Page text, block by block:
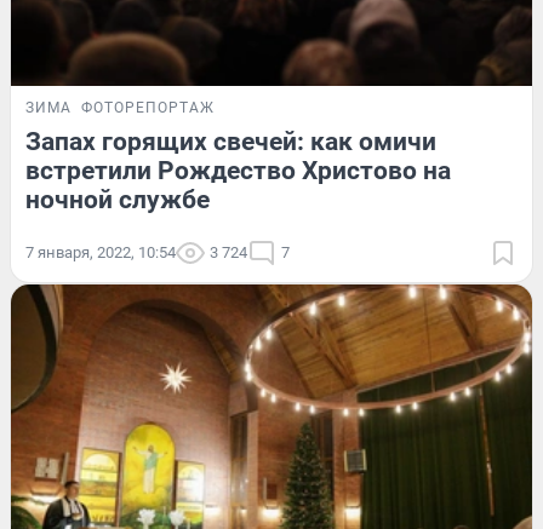
ЗИМА ФОТОРЕПОРТАЖ
Запах горящих свечей: как омичи
встретили Рождество Христово на
ночной службе
7 января, 2022, 10:54 3 724 7